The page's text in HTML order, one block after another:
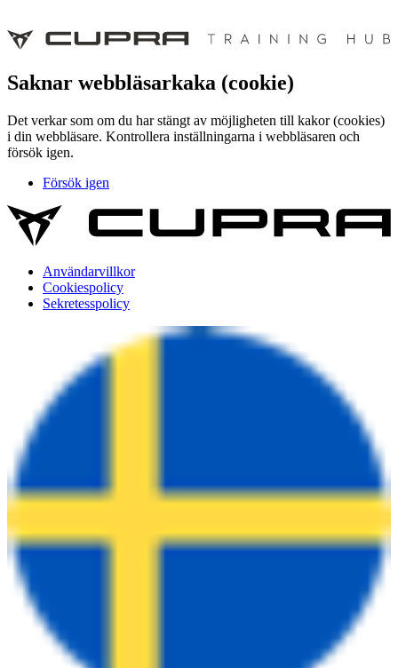
Saknar webbläsarkaka (cookie)
Det verkar som om du har stängt av möjligheten till kakor (cookies)
i din webbläsare. Kontrollera inställningarna i webbläsaren och
försök igen.
Försök igen
Användarvillkor
Cookiespolicy
Sekretesspolicy